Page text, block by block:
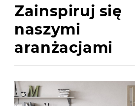
Zainspiruj się
naszymi
aranżacjami